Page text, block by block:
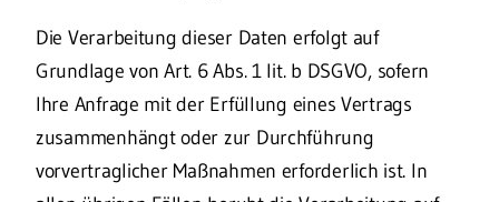
Die Verarbeitung dieser Daten erfolgt auf
Grundlage von Art. 6 Abs. 1 lit. b DSGVO, sofern
Ihre Anfrage mit der Erfüllung eines Vertrags
zusammenhängt oder zur Durchführung
vorvertraglicher Maßnahmen erforderlich ist. In